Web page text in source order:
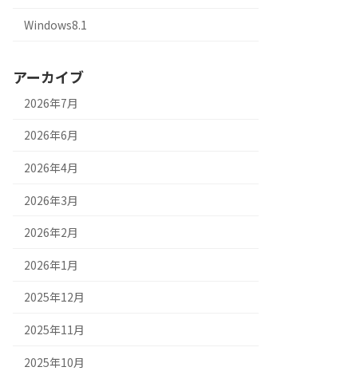
Windows8.1
アーカイブ
2026年7月
2026年6月
2026年4月
2026年3月
2026年2月
2026年1月
2025年12月
2025年11月
2025年10月